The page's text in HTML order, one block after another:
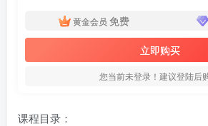
黄金会员 免费
立即购买
您当前未登录！建议登陆后
课程目录：